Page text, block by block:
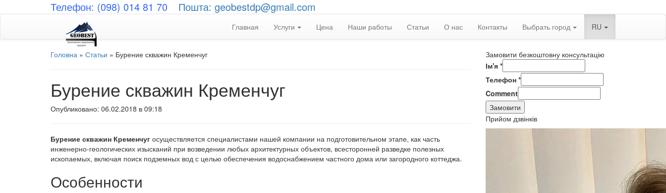
Телефон: (098) 014 81 70 Пошта: geobestdp@gmail.com
Главная Услуги Цена Наши работы Статьи О нас Контакты Выбрать город RU
Головна » Статьи » Бурение скважин Кременчуг
Бурение скважин Кременчуг
Опубликовано: 06.02.2018 в 09:18
Бурение скважин Кременчуг осуществляется специалистами нашей компании на подготовительном этапе, как часть
инженерно-геологических изысканий при возведении любых архитектурных объектов, всесторонней разведке полезных
ископаемых, включая поиск подземных вод с целью обеспечения водоснабжением частного дома или загородного коттеджа.
Особенности
Замовити безкоштовну консультацію
Ім'я *
Телефон *
Comment
Замовити
Прийом дзвінків